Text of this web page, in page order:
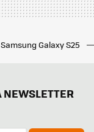
Samsung Galaxy S25